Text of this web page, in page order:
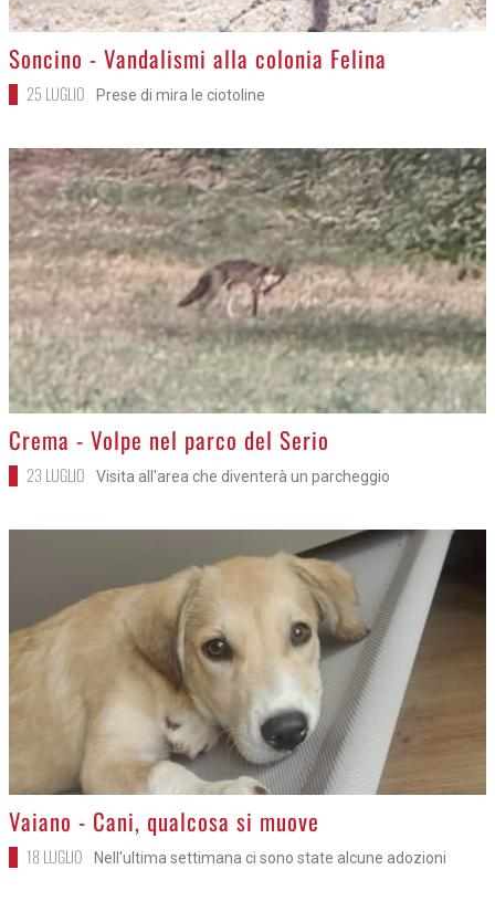
>
Soncino - Vandalismi alla colonia Felina
25 LUGLIO Prese di mira le ciotoline
>
Crema - Volpe nel parco del Serio
23 LUGLIO Visita all'area che diventerà un parcheggio
>
Vaiano - Cani, qualcosa si muove
18 LUGLIO Nell'ultima settimana ci sono state alcune adozioni